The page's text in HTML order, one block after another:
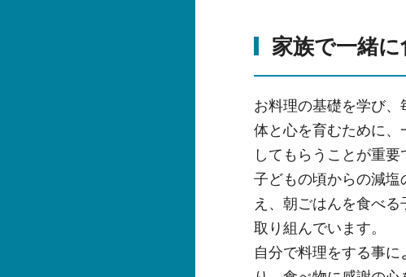
家族で一緒
お料理の基礎を学び
体と心を育むために
してもらうことが重要
子どもの頃からの減
え、朝ごはんを食べ
取り組んでいます。
自分で料理をする事